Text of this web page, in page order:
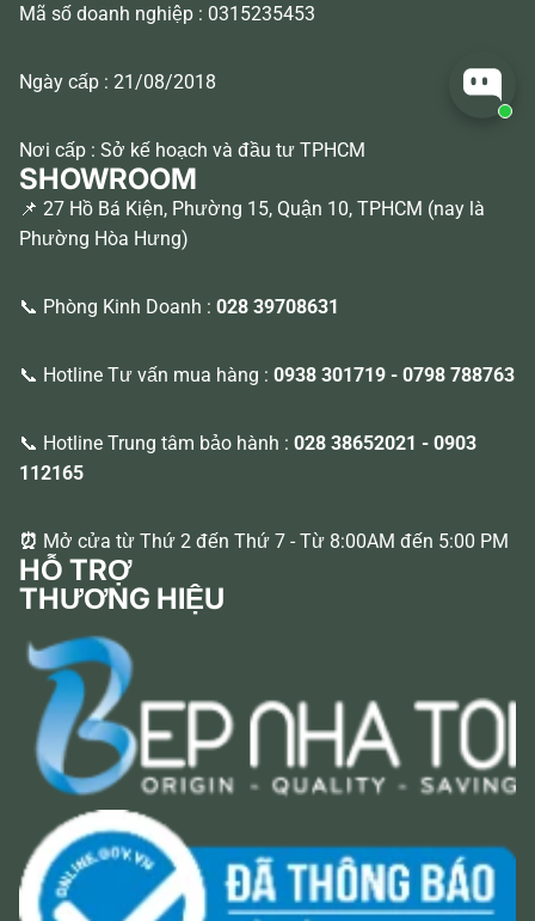
Mã số doanh nghiệp : 0315235453
Ngày cấp : 21/08/2018
Nơi cấp : Sở kế hoạch và đầu tư TPHCM
SHOWROOM
📌 27 Hồ Bá Kiện, Phường 15, Quận 10, TPHCM (nay là
Phường Hòa Hưng)
📞 Phòng Kinh Doanh : 028 39708631
📞 Hotline Tư vấn mua hàng : 0938 301719 - 0798 788763
📞 Hotline Trung tâm bảo hành : 028 38652021 - 0903
112165
⏰ Mở cửa từ Thứ 2 đến Thứ 7 - Từ 8:00AM đến 5:00 PM
HỖ TRỢ
THƯƠNG HIỆU